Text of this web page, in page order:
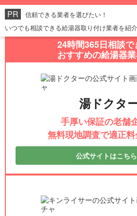
信頼できる業者を選びたい！
いつでも相談できる給湯器取り付け業者を紹介
24時間365日相談で
おすすめの給湯器
湯ドクタ
手厚い保証の老舗
無料現地調査で適正
公式サイトはこちら